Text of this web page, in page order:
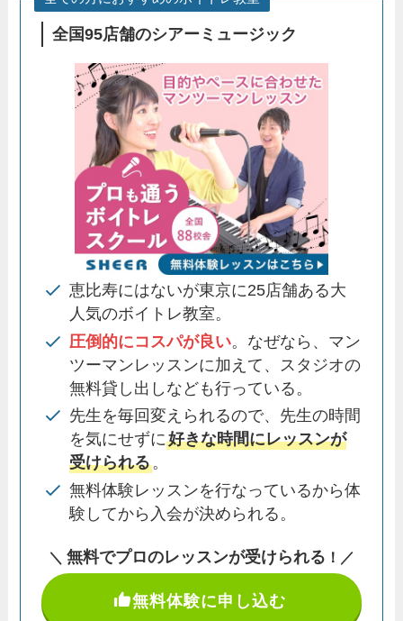
全国95店舗のシアーミュージック
恵比寿にはないが東京に25店舗ある大
人気のボイトレ教室。
圧倒的にコスパが良い。なぜなら、マン
ツーマンレッスンに加えて、スタジオの
無料貸し出しなども行っている。
先生を毎回変えられるので、先生の時間
を気にせずに好きな時間にレッスンが
受けられる。
無料体験レッスンを行なっているから体
験してから入会が決められる。
＼ 無料でプロのレッスンが受けられる ！ ／
無料体験に申し込む